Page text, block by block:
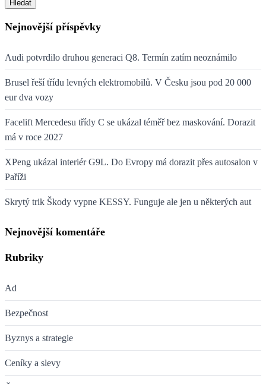
Hledat
Nejnovější příspěvky
Audi potvrdilo druhou generaci Q8. Termín zatím neoznámilo
Brusel řeší třídu levných elektromobilů. V Česku jsou pod 20 000
eur dva vozy
Facelift Mercedesu třídy C se ukázal téměř bez maskování. Dorazit
má v roce 2027
XPeng ukázal interiér G9L. Do Evropy má dorazit přes autosalon v
Paříži
Skrytý trik Škody vypne KESSY. Funguje ale jen u některých aut
Nejnovější komentáře
Rubriky
Ad
Bezpečnost
Byznys a strategie
Ceníky a slevy